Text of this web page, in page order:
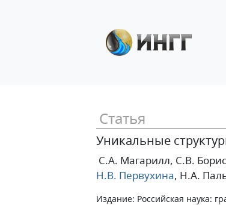
Статья
Уникальные
С.А. Магарилл, С.В.
Н.В. Первухина, Н.А.
Издание: Российская наука: